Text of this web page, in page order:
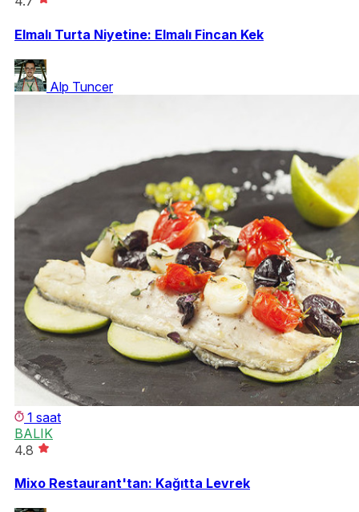
Elmalı Turta Niyetine: Elmalı Fincan Kek
Alp Tuncer
1 saat
BALIK
4.8
Mixo Restaurant'tan: Kağıtta Levrek